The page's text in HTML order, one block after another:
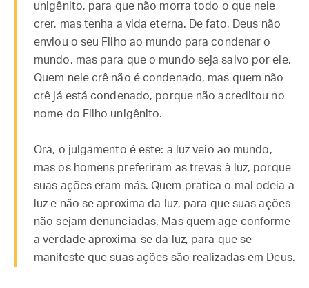
unigênito, para que não morra todo o que nele
crer, mas tenha a vida eterna. De fato, Deus não
enviou o seu Filho ao mundo para condenar o
mundo, mas para que o mundo seja salvo por ele.
Quem nele crê não é condenado, mas quem não
crê já está condenado, porque não acreditou no
nome do Filho unigênito.
Ora, o julgamento é este: a luz veio ao mundo,
mas os homens preferiram as trevas à luz, porque
suas ações eram más. Quem pratica o mal odeia a
luz e não se aproxima da luz, para que suas ações
não sejam denunciadas. Mas quem age conforme
a verdade aproxima-se da luz, para que se
manifeste que suas ações são realizadas em Deus.